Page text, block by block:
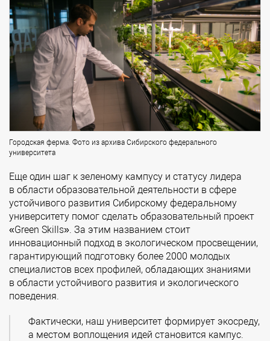
Городская ферма. Фото из архива Сибирского федерального
университета
Еще один шаг к зеленому кампусу и статусу лидера
в области образовательной деятельности в сфере
устойчивого развития Сибирскому федеральному
университету помог сделать образовательный проект
«Green Skills». За этим названием стоит
инновационный подход в экологическом просвещении,
гарантирующий подготовку более 2000 молодых
специалистов всех профилей, обладающих знаниями
в области устойчивого развития и экологического
поведения.
Фактически, наш университет формирует экосреду,
а местом воплощения идей становится кампус.